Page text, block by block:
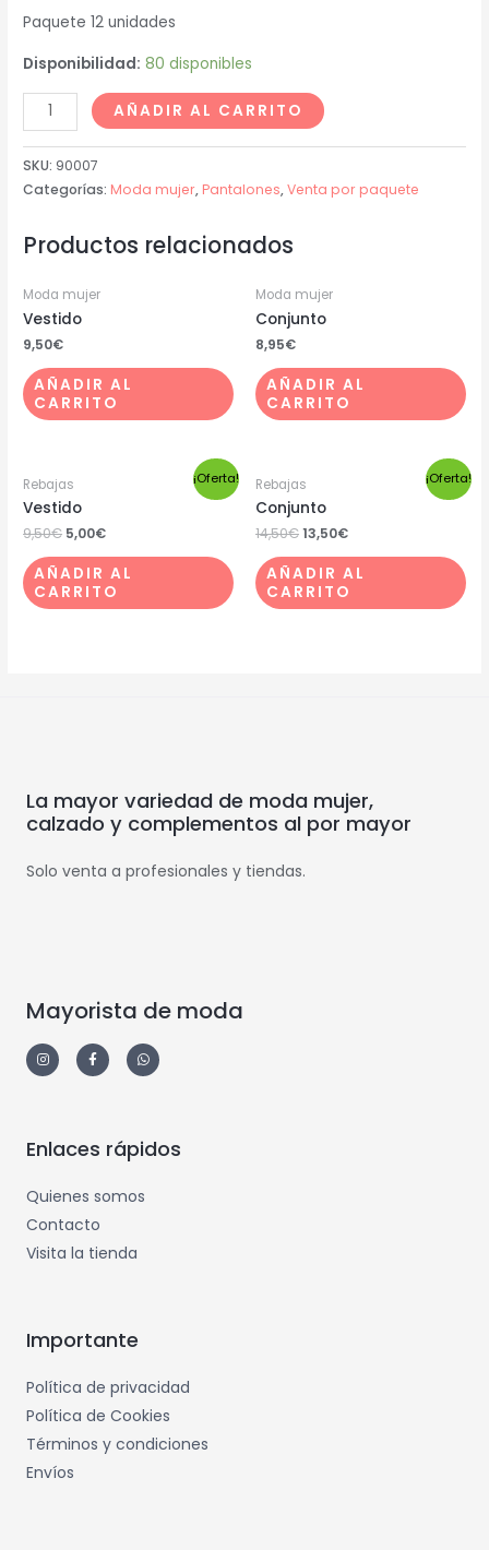
Paquete 12 unidades
Disponibilidad: 80 disponibles
AÑADIR AL CARRITO
SKU: 90007
Categorías: Moda mujer, Pantalones,Venta por paquete
Productos relacionados
Moda mujer
Vestido
9,50€
AÑADIR AL
CARRITO
Moda mujer
Conjunto
8,95€
AÑADIR AL
CARRITO
¡Oferta!
Rebajas
Vestido
9,50€ 5,00€
AÑADIR AL
CARRITO
¡Oferta!
Rebajas
Conjunto
14,50€13,50€
AÑADIR AL
CARRITO
La mayor variedad de moda mujer,
calzado y complementos al por mayor
Solo venta a profesionales y tiendas.
Mayorista de moda
Enlaces rápidos
Quienes somos
Contacto
Visita la tienda
Importante
Política de privacidad
Política de Cookies
Términos y condiciones
Envíos